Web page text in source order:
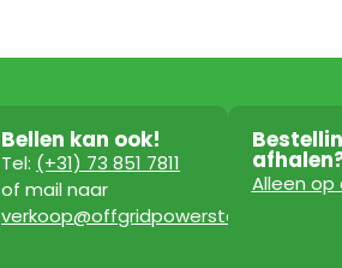
Bellen kan ook!
Tel: (+31) 73 851 7811
of mail naar
verkoop@offgridpowerstation.com
Alleen op